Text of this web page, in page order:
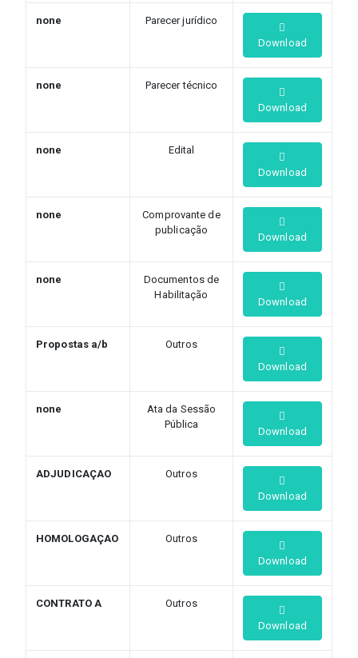
none
Parecer jurídico
Download
none
Parecer técnico
Download
none
Edital
Download
none
Comprovante de
publicação
Download
none
Documentos de
Habilitação
Download
Propostas a/b
Outros
Download
none
Ata da Sessão
Pública
Download
ADJUDICAÇAO
Outros
Download
HOMOLOGAÇAO
Outros
Download
CONTRATO A
Outros
Download